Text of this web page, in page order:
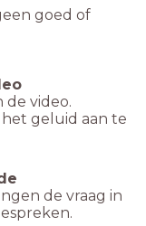
goed of
de video.
geluid aan te
de vraag in